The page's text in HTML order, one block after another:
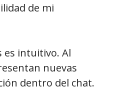
de mi
es intuitivo. Al
nuevas
dentro del chat.